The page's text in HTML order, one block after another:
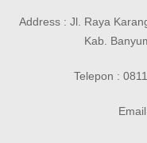
Address : Jl. Raya
Kab.
Telepon :